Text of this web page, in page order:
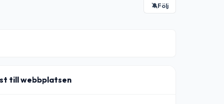
🔕Följ
till webbplatsen